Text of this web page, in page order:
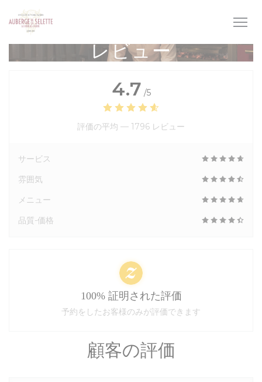
クッキー利用の管理について
レビュー
顧客の評価
4.7 /5
評価の平均 — 1796 レビュー
サービス
雰囲気
メニュー
品質-価格
100% 証明された評価
予約をしたお客様のみが評価できます